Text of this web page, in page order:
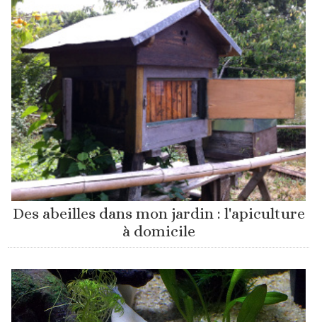
Des abeilles dans mon jardin : l'apiculture
à domicile